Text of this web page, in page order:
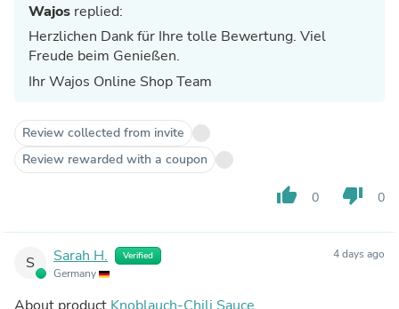
Wajos replied:
Herzlichen Dank für Ihre tolle Bewertung. Viel
Freude beim Genießen.
Ihr Wajos Online Shop Team
Review collected from invite
Review rewarded with a coupon
thumb_up 0 thumb_down 0
S Sarah H. Verified
Germany
4 days ago
About product Knoblauch-Chili Sauce